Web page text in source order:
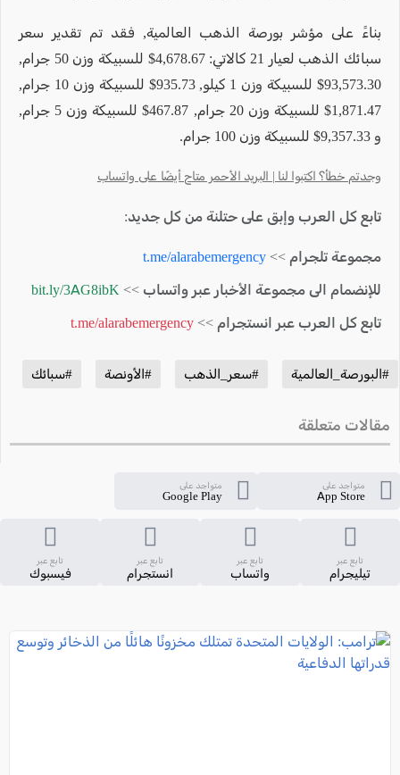
بناءً على مؤشر بورصة الذهب العالمية, فقد تم تقدير سعر
سبائك الذهب لعيار 21 كالاتي: 4,678.67$ للسبيكة وزن 50 جرام,
93,573.30$ للسبيكة وزن 1 كيلو, 935.73$ للسبيكة وزن 10 جرام,
1,871.47$ للسبيكة وزن 20 جرام, 467.87$ للسبيكة وزن 5 جرام,
و 9,357.33$ للسبيكة وزن 100 جرام.
وجدتم خطأ؟ اكتبوا لنا | البريد الأحمر متاح أيضًا على واتساب
تابع كل العرب وإبق على حتلنة من كل جديد:
مجموعة تلجرام >> t.me/alarabemergency
للإنضمام الى مجموعة الأخبار عبر واتساب >> bit.ly/3AG8ibK
تابع كل العرب عبر انستجرام >> t.me/alarabemergency
#البورصة_العالمية #سعر_الذهب #الأونصة #سبائك
مقالات متعلقة
متواجد على
App Store
متواجد على
Google Play
تابع عبر
تيليجرام
تابع عبر
واتساب
تابع عبر
انستجرام
تابع عبر
فيسبوك